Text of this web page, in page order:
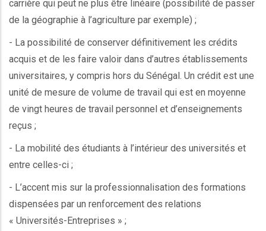
carrière qui peut ne plus être linéaire (possibilité de passer
de la géographie à l’agriculture par exemple) ;
- La possibilité de conserver définitivement les crédits
acquis et de les faire valoir dans d’autres établissements
universitaires, y compris hors du Sénégal. Un crédit est une
unité de mesure de volume de travail qui est en moyenne
de vingt heures de travail personnel et d’enseignements
reçus ;
- La mobilité des étudiants à l’intérieur des universités et
entre celles-ci ;
- L’accent mis sur la professionnalisation des formations
dispensées par un renforcement des relations
« Universités-Entreprises » ;